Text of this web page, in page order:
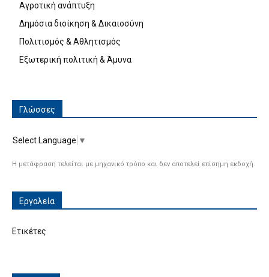
Αγροτική ανάπτυξη
Δημόσια διοίκηση & Δικαιοσύνη
Πολιτισμός & Αθλητισμός
Εξωτερική πολιτική & Άμυνα
Γλώσσες
Select Language ▼
Η μετάφραση τελείται με μηχανικό τρόπο και δεν αποτελεί επίσημη εκδοχή.
Εργαλεία
Ετικέτες